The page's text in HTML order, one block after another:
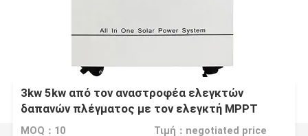
3kw 5kw από τον αναστροφέα ελεγκτών
δαπανών πλέγματος με τον ελεγκτή MPPT
MOQ：10 Τιμή：negotiated price